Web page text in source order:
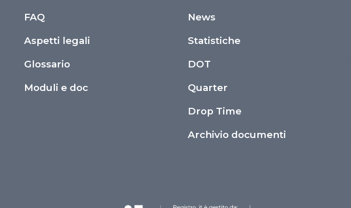
FAQ
Aspetti legali
Glossario
Moduli e doc
News
Statistiche
DOT
Quarter
Drop Time
Archivio documenti